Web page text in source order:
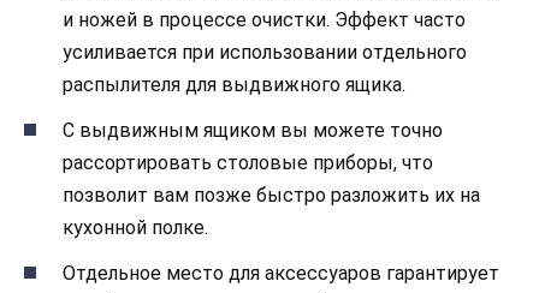
и ножей в процессе очистки. Эффект часто
усиливается при использовании отдельного
распылителя для выдвижного ящика.
С выдвижным ящиком вы можете точно
рассортировать столовые приборы, что
позволит вам позже быстро разложить их на
кухонной полке.
Отдельное место для аксессуаров гарантирует